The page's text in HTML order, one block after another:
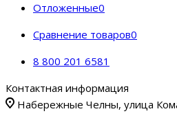
Отложенные0
Сравнение товаров0
8 800 201 6581
Контактная информация
Набережные Челны, улица